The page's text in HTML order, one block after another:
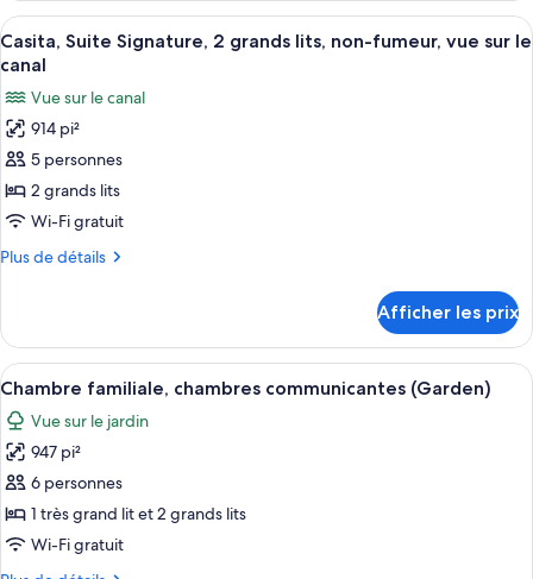
lit,
non-
fumeur,
en
face
de
la
plage
Prestige,
1
très
lit,
non-
fumeur,
en
face
la
plage
Afficher
toutes
photos
pour
ce
type
de
chambre :
Signature,
grands
lits,
non-
fumeur,
vue
sur
le
Literie de qualité, lit avec matelas
4
Casita, Suite Signature, 2 grands lits, non-fumeur, vue sur le
canal
Vue sur le canal
914 pi²
5 personnes
2 grands lits
Wi-Fi gratuit
Plus de détails
Plus
Casita,
Suite
Signature,
grands
lits,
non-
fumeur,
vue
sur
Afficher les prix
Afficher
toutes
les
photos
pour
ce
type
Une salle de bain avec une
4
Chambre familiale, chambres communicantes (Garden)
Vue sur le jardin
947 pi²
6 personnes
1 très grand lit et 2 grands lits
Wi-Fi gratuit